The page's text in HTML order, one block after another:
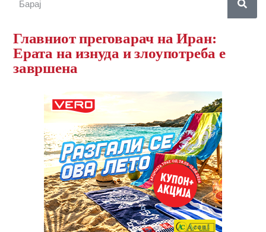
Главниот преговарач на Иран:
Ерата на изнуда и злоупотреба е
завршена